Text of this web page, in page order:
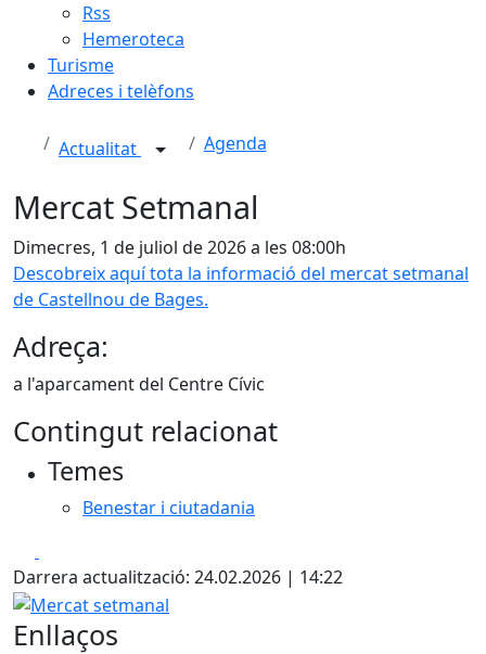
Rss
Hemeroteca
Turisme
Adreces i telèfons
Actualitat Agenda
Mercat Setmanal
Dimecres, 1 de juliol de 2026 a les 08:00h
Descobreix aquí tota la informació del mercat setmanal
de Castellnou de Bages.
Adreça:
a l'aparcament del Centre Cívic
Contingut relacionat
Temes
Benestar i ciutadania
Darrera actualització: 24.02.2026 | 14:22
Mercat setmanal
Enllaços